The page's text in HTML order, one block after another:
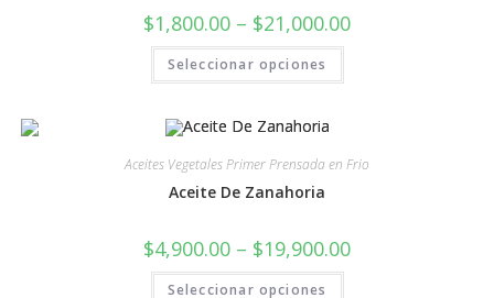
$1,800.00 – $21,000.00
Seleccionar opciones
Aceites Vegetales Primer Prensada en Frio
Aceite De Zanahoria
$4,900.00 – $19,900.00
Seleccionar opciones